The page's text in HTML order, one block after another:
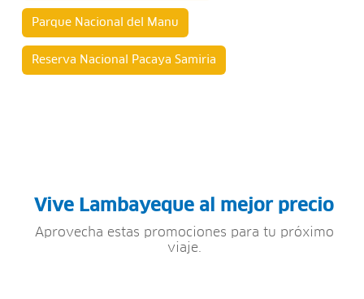
Parque Nacional del Manu
Reserva Nacional Pacaya Samiria
Vive Lambayeque al mejor precio
Aprovecha estas promociones para tu próximo
viaje.